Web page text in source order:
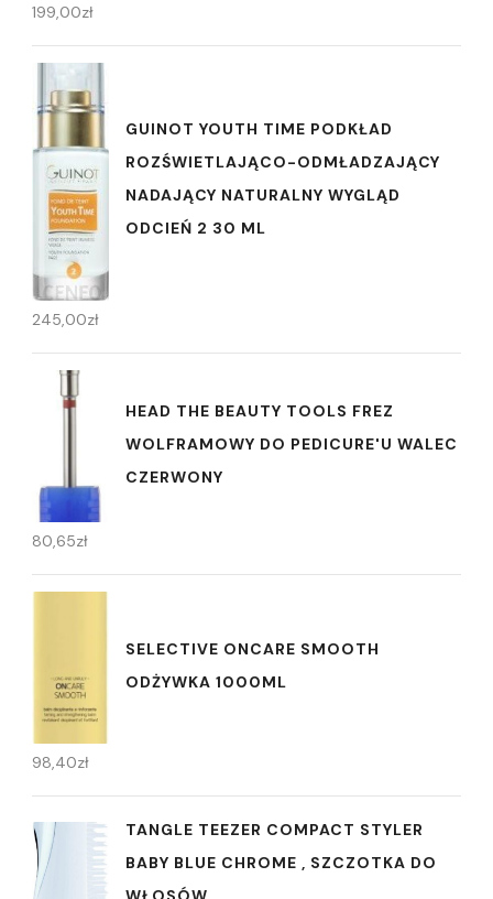
199,00zł
GUINOT YOUTH TIME PODKŁAD
ROZŚWIETLAJĄCO-ODMŁADZAJĄCY
NADAJĄCY NATURALNY WYGLĄD
ODCIEŃ 2 30 ML
245,00zł
HEAD THE BEAUTY TOOLS FREZ
WOLFRAMOWY DO PEDICURE'U WALEC
CZERWONY
80,65zł
SELECTIVE ONCARE SMOOTH
ODŻYWKA 1000ML
98,40zł
TANGLE TEEZER COMPACT STYLER
BABY BLUE CHROME , SZCZOTKA DO